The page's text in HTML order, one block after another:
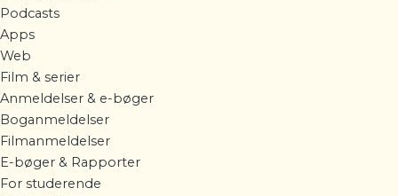
Podcasts
Apps
Web
Film & serier
Anmeldelser & e-bøger
Boganmeldelser
Filmanmeldelser
E-bøger & Rapporter
For studerende